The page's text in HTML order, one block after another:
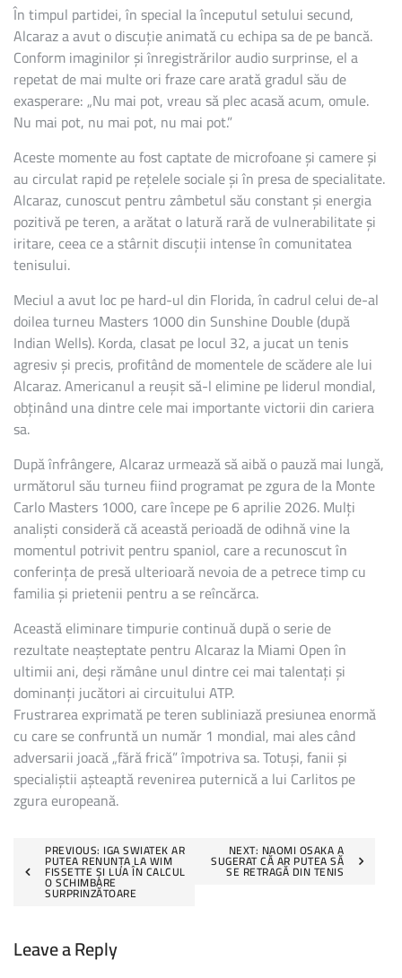
VREAU
PLEC
ACASĂ
ACUM”
În timpul partidei, în special la începutul setului secund,
Alcaraz a avut o discuție animată cu echipa sa de pe bancă.
Conform imaginilor și înregistrărilor audio surprinse, el a
repetat de mai multe ori fraze care arată gradul său de
exasperare: „Nu mai pot, vreau să plec acasă acum, omule.
Nu mai pot, nu mai pot, nu mai pot.”
Aceste momente au fost captate de microfoane și camere și
au circulat rapid pe rețelele sociale și în presa de specialitate.
Alcaraz, cunoscut pentru zâmbetul său constant și energia
pozitivă pe teren, a arătat o latură rară de vulnerabilitate și
iritare, ceea ce a stârnit discuții intense în comunitatea
tenisului.
Meciul a avut loc pe hard-ul din Florida, în cadrul celui de-al
doilea turneu Masters 1000 din Sunshine Double (după
Indian Wells). Korda, clasat pe locul 32, a jucat un tenis
agresiv și precis, profitând de momentele de scădere ale lui
Alcaraz. Americanul a reușit să-l elimine pe liderul mondial,
obținând una dintre cele mai importante victorii din cariera
sa.
După înfrângere, Alcaraz urmează să aibă o pauză mai lungă,
următorul său turneu fiind programat pe zgura de la Monte
Carlo Masters 1000, care începe pe 6 aprilie 2026. Mulți
analiști consideră că această perioadă de odihnă vine la
momentul potrivit pentru spaniol, care a recunoscut în
conferința de presă ulterioară nevoia de a petrece timp cu
familia și prietenii pentru a se reîncărca.
Această eliminare timpurie continuă după o serie de
rezultate neașteptate pentru Alcaraz la Miami Open în
ultimii ani, deși rămâne unul dintre cei mai talentați și
dominanți jucători ai circuitului ATP.
Frustrarea exprimată pe teren subliniază presiunea enormă
cu care se confruntă un număr 1 mondial, mai ales când
adversarii joacă „fără frică” împotriva sa. Totuși, fanii și
specialiștii așteaptă revenirea puternică a lui Carlitos pe
zgura europeană.
Post
navigation
PREVIOUS: IGA SWIATEK AR
PUTEA RENUNȚA LA WIM
FISSETTE ȘI LUA ÎN CALCUL
O SCHIMBARE
SURPRINZĂTOARE
NEXT: NAOMI OSAKA A
SUGERAT CĂ AR PUTEA SĂ
SE RETRAGĂ DIN TENIS
Leave a Reply